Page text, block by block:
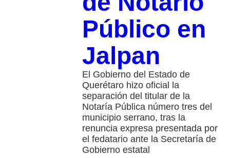
Público en
Jalpan
El Gobierno del Estado de
Querétaro hizo oficial la
separación del titular de la
Notaría Pública número tres del
municipio serrano, tras la
renuncia expresa presentada por
el fedatario ante la Secretaría de
Gobierno estatal